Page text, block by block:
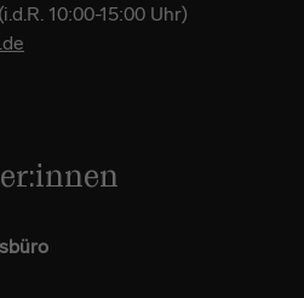
(i.d.R. 10:00-15:00 Uhr)